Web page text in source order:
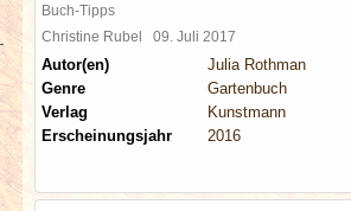
Buch-Tipps
Christine Rubel 09. Juli 2017
Autor(en)
Julia Rothman
Genre
Gartenbuch
Verlag
Kunstmann
Erscheinungsjahr
2016